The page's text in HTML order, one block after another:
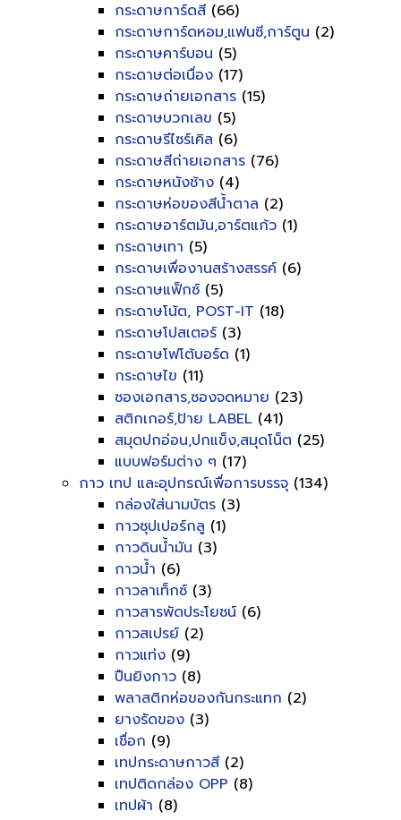
กระดาษการ์ดสี (66)
กระดาษการ์ดหอม,แฟนซี,การ์ตูน (2)
กระดาษคาร์บอน (5)
กระดาษต่อเนื่อง (17)
กระดาษถ่ายเอกสาร (15)
กระดาษบวกเลข (5)
กระดาษรีไซร์เคิล (6)
กระดาษสีถ่ายเอกสาร (76)
กระดาษหนังช้าง (4)
กระดาษห่อของสีน้ำตาล (2)
กระดาษอาร์ตมัน,อาร์ตแก้ว (1)
กระดาษเทา (5)
กระดาษเพื่องานสร้างสรรค์ (6)
กระดาษแฟ็กซ์ (5)
กระดาษโน้ต, POST-IT (18)
กระดาษโปสเตอร์ (3)
กระดาษโฟโต้บอร์ด (1)
กระดาษไข (11)
ซองเอกสาร,ซองจดหมาย (23)
สติกเกอร์,ป้าย LABEL (41)
สมุดปกอ่อน,ปกแข็ง,สมุดโน็ต (25)
แบบฟอร์มต่าง ๆ (17)
กาว เทป และอุปกรณ์เพื่อการบรรจุ (134)
กล่องใส่นามบัตร (3)
กาวซุปเปอร์กลู (1)
กาวดินน้ำมัน (3)
กาวน้ำ (6)
กาวลาเท็กซ์ (3)
กาวสารพัดประโยชน์ (6)
กาวสเปรย์ (2)
กาวแท่ง (9)
ปืนยิงกาว (8)
พลาสติกห่อของกันกระแทก (2)
ยางรัดของ (3)
เชื่อก (9)
เทปกระดาษกาวสี (2)
เทปติดกล่อง OPP (8)
เทปผ้า (8)